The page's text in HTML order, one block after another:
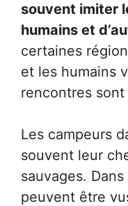
souvent imiter
humains et
certaines
et les humains
rencontres
Les campeurs
souvent leur
sauvages.
peuvent être